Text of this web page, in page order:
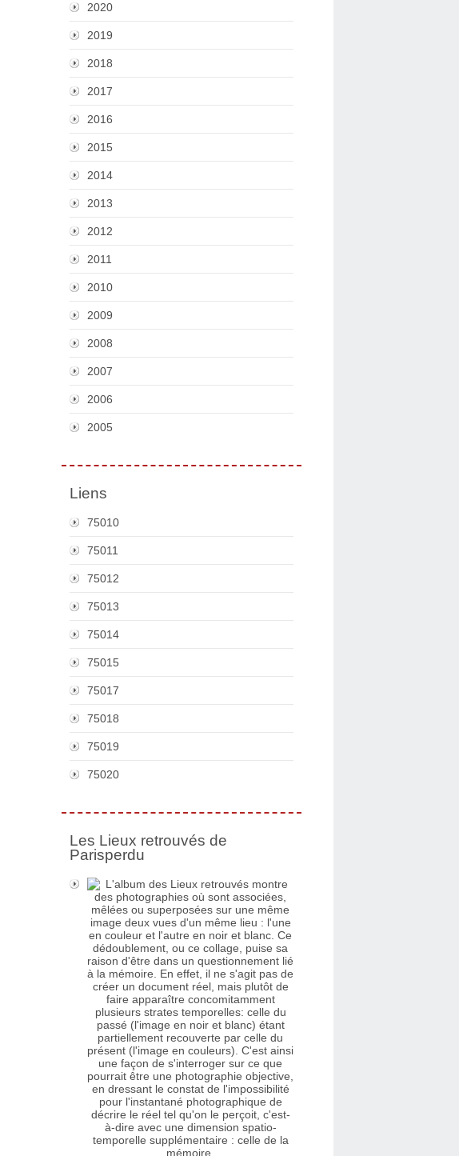
2020
2019
2018
2017
2016
2015
2014
2013
2012
2011
2010
2009
2008
2007
2006
2005
Liens
75010
75011
75012
75013
75014
75015
75017
75018
75019
75020
Les Lieux retrouvés de
Parisperdu